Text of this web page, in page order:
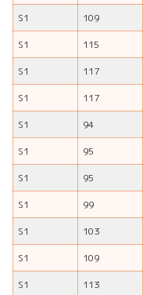
S1
109
S1
115
S1
117
S1
117
S1
94
S1
95
S1
95
S1
99
S1
103
S1
109
S1
113